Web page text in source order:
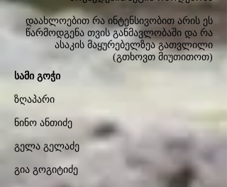
დაახლოებით რა ინტენსივობით არის ეს
წარმოდგენა თვის განმავლობაში და რა
ასაკის მაყურებელზეა გათვლილი
(გთხოვთ მიუთითოთ)
სამი გოჭი
ზღაპარი
ნინო ანთიძე
გელა გელაძე
გია გოგიტიძე